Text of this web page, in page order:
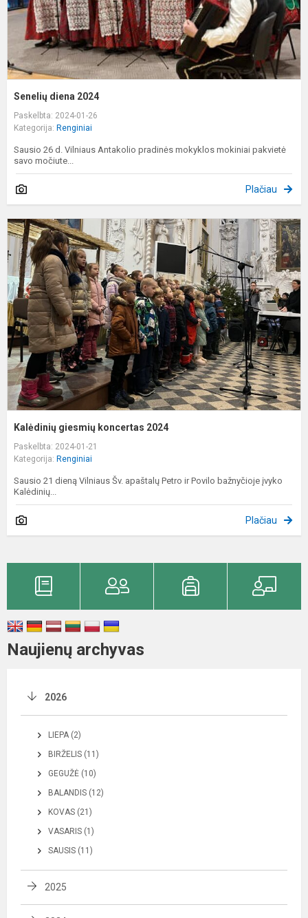
Senelių diena 2024
Paskelbta: 2024-01-26
Kategorija: Renginiai
Sausio 26 d. Vilniaus Antakolio pradinės mokyklos mokiniai pakvietė
savo močiute...
Plačiau
Kalėdinių giesmių koncertas 2024
Paskelbta: 2024-01-21
Kategorija: Renginiai
Sausio 21 dieną Vilniaus Šv. apaštalų Petro ir Povilo bažnyčioje įvyko
Kalėdinių...
Plačiau
Naujienų archyvas
2026
LIEPA (2)
BIRŽELIS (11)
GEGUŽĖ (10)
BALANDIS (12)
KOVAS (21)
VASARIS (1)
SAUSIS (11)
2025